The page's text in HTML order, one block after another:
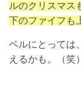
ルのクリスマス
下のファイフも
ベルにとっては
えるかも。（笑）